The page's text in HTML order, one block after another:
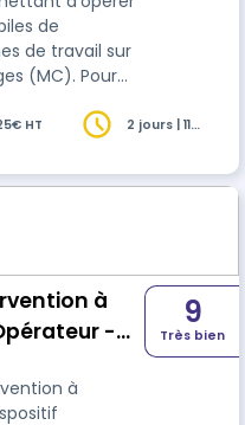
de
de travail sur
Pour
un test dans
que preuve
haute qualité
HT
2 jours | 11
à
-
à
9
Très bien